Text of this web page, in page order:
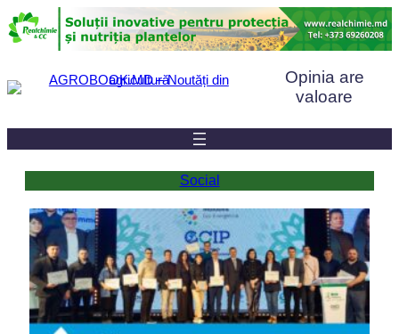
Sari
la
Opinia are
valoare
Social